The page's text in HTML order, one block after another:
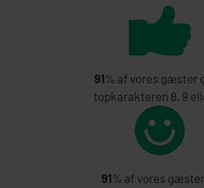
91% af vores gæster
topkarakteren 8, 9
91% af vores